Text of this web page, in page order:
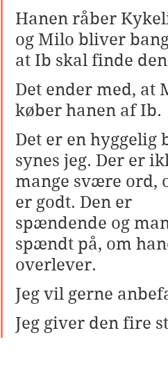
Hanen råber
og Milo bliver
at Ib skal finde
Det ender med, at
køber hanen af Ib.
Det er en hyggelig
synes jeg. Der er
mange svære ord,
er godt. Den er
spændende og
spændt på, om
overlever.
Jeg vil gerne
Jeg giver den fire